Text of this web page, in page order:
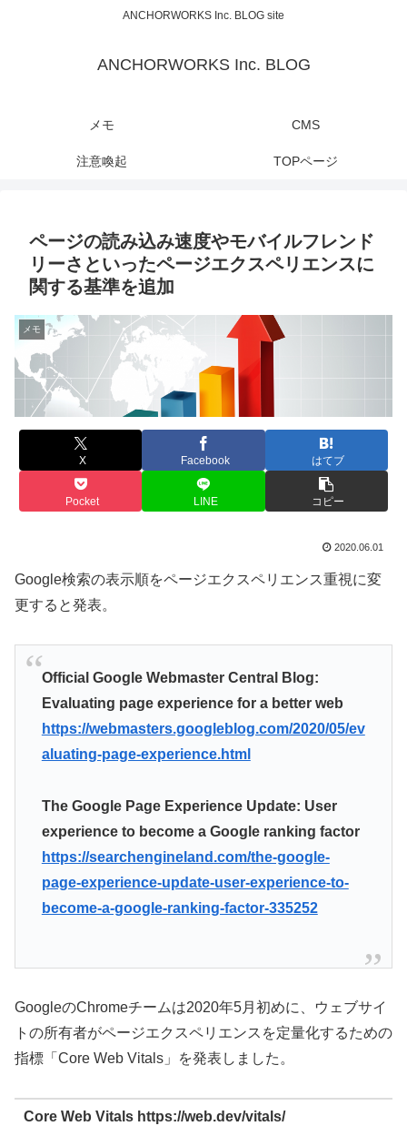
ANCHORWORKS Inc. BLOG site
ANCHORWORKS Inc. BLOG
メモ CMS
注意喚起 TOPページ
ページの読み込み速度やモバイルフレンド
リーさといったページエクスペリエンスに
関する基準を追加
メモ
X Facebook はてブ
Pocket LINE コピー
2020.06.01
Google検索の表示順をページエクスペリエンス重視に変
更すると発表。
Official Google Webmaster Central Blog:
Evaluating page experience for a better web
https://webmasters.googleblog.com/2020/05/ev
aluating-page-experience.html
The Google Page Experience Update: User
experience to become a Google ranking factor
https://searchengineland.com/the-google-
page-experience-update-user-experience-to-
become-a-google-ranking-factor-335252
GoogleのChromeチームは2020年5月初めに、ウェブサイ
トの所有者がページエクスペリエンスを定量化するための
指標「Core Web Vitals」を発表しました。
Core Web Vitals https://web.dev/vitals/